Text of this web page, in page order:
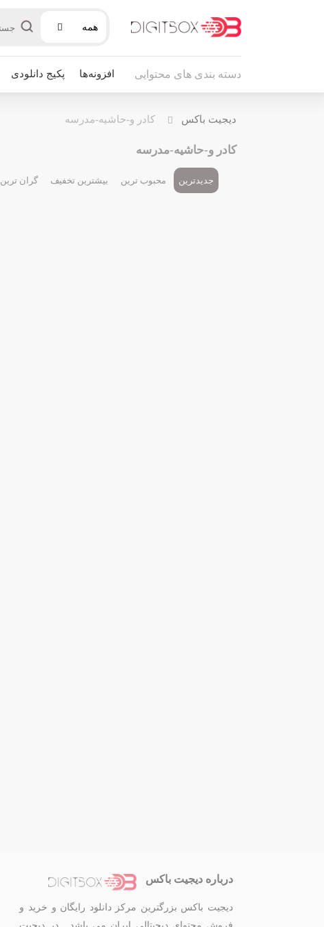
همه
دسته بندی های محتوایی افزونه‌ها پکیج دانلودی
دیجیت باکس کادر و-حاشیه-مدرسه
کادر و-حاشیه-مدرسه
جدیدترین محبوب ترین بیشترین تخفیف گران ترین
درباره دیجیت باکس
دیجیت باکس بزرگترین مرکز دانلود رایگان و خرید و